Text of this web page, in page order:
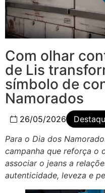
Com olhar
de Lis
símbolo de
Namorados
26/05/2026
Para o Dia dos
campanha que reforça o
associar o jeans a
autenticidade, leveza e